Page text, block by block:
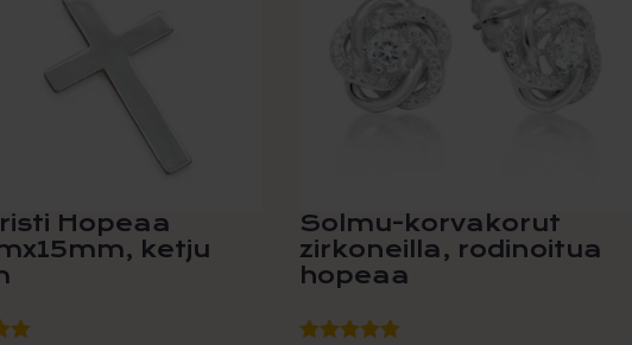
Hopeaa
ketju
Solmu-korvakorut
zirkoneilla, rodinoitua
hopeaa